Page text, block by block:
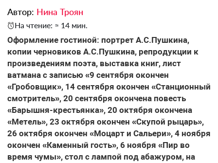
Автор: Нина Троян
На чтение: ≈ 14 мин.
Оформление гостиной: портрет А.С.Пушкина,
копии черновиков А.С.Пушкина, репродукции к
произведениям поэта, выставка книг, лист
ватмана с записью «9 сентября окончен
«Гробовщик», 14 сентября окончен «Станционный
смотритель», 20 сентября окончена повесть
«Барышня-крестьянка», 20 октября окончена
«Метель», 23 октября окончен «Скупой рыцарь»,
26 октября окончен «Моцарт и Сальери», 4 ноября
окончен «Каменный гость», 6 ноября «Пир во
время чумы», стол с лампой под абажуром, на